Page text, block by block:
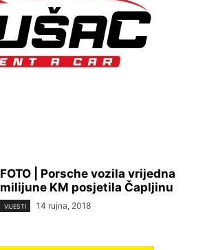
FOTO | Porsche vozila vrijedna
milijune KM posjetila Čapljinu
VIJESTI 14 rujna, 2018